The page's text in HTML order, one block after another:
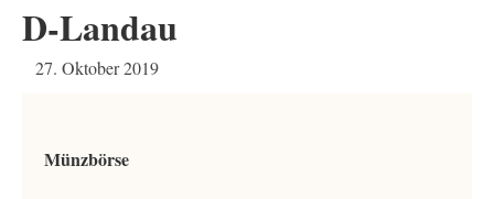
D-Landau
27. Oktober 2019
Münzbörse